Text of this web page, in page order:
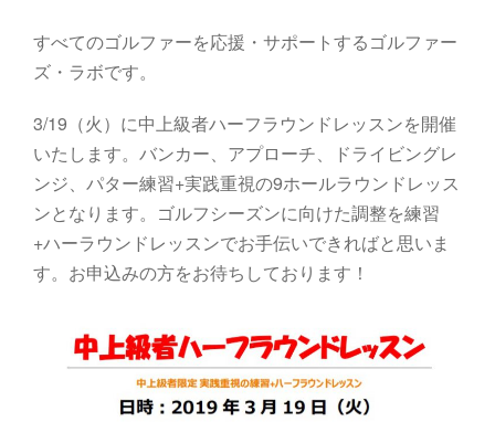
すべてのゴルファーを応援・サポートするゴルファー
ズ・ラボです。
3/19（火）に中上級者ハーフラウンドレッスンを開催
いたします。バンカー、アプローチ、ドライビングレ
ンジ、パター練習+実践重視の9ホールラウンドレッス
ンとなります。ゴルフシーズンに向けた調整を練習
+ハーラウンドレッスンでお手伝いできればと思いま
す。お申込みの方をお待ちしております！